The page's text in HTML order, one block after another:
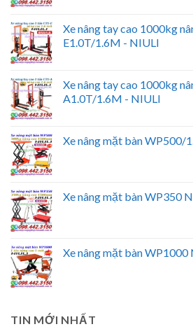
Xe nâng tay cao 1000kg
E1.0T/1.6M - NIULI
Xe nâng tay cao 1000kg
A1.0T/1.6M - NIULI
Xe nâng mặt bàn WP500/
Xe nâng mặt bàn WP350
Xe nâng mặt bàn WP1000
TIN MỚI NHẤT